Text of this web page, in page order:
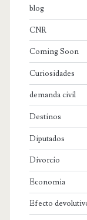
blog
CNR
Coming Soon
Curiosidades
demanda civil
Destinos
Diputados
Divorcio
Economia
Efecto